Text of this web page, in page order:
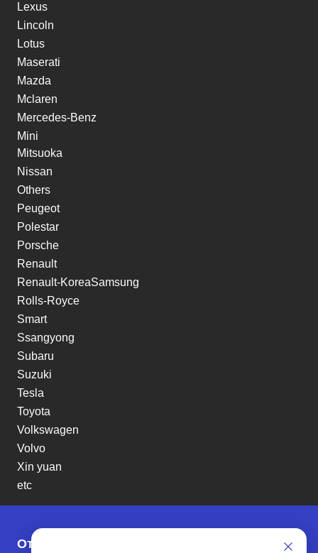
Lexus
Lincoln
Lotus
Maserati
Mazda
Mclaren
Mercedes-Benz
Mini
Mitsuoka
Nissan
Others
Peugeot
Polestar
Porsche
Renault
Renault-KoreaSamsung
Rolls-Royce
Smart
Ssangyong
Subaru
Suzuki
Tesla
Toyota
Volkswagen
Volvo
Xin yuan
etc
Отзывы о SENAT CARS